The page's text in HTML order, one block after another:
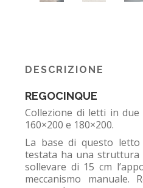
DESCRIZIONE
REGOCINQUE
Collezione di letti in
160×200 e 180×200.
La base di questo
testata ha una struttura
sollevare di 15 cm
meccanismo manuale.